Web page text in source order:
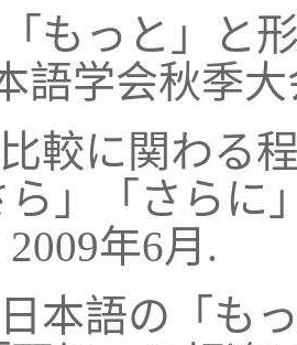
もっと」と
語学会秋季
較に関わる
ら」「さら
年6月.
本語の「も